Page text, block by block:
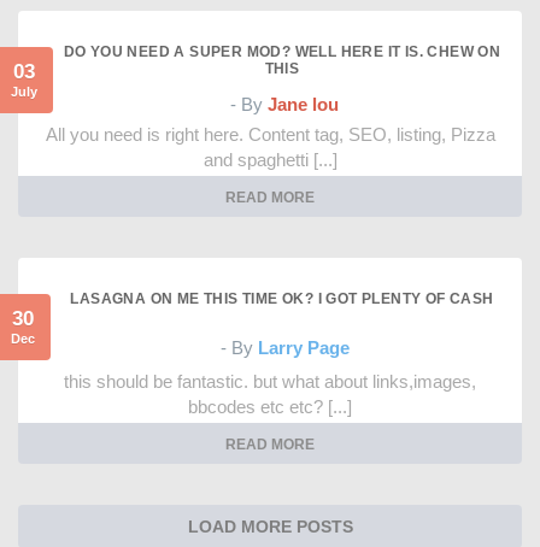
03
July
DO YOU NEED A SUPER MOD? WELL HERE IT IS. CHEW ON
THIS
- By Jane lou
All you need is right here. Content tag, SEO, listing, Pizza
and spaghetti [...]
READ MORE
30
Dec
LASAGNA ON ME THIS TIME OK? I GOT PLENTY OF CASH
- By Larry Page
this should be fantastic. but what about links,images,
bbcodes etc etc? [...]
READ MORE
LOAD MORE POSTS